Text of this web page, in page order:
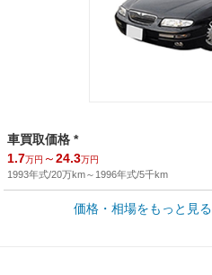
車買取価格 *
1.7万円 ～24.3万円
1993年式/20万km～ 1996年式/5千km
新車カタログ価格価格・相場をもっと見る